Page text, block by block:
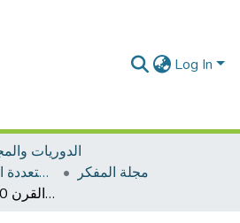
Log In
الدوريات
مجلات متعددة التخصصات والمجالات
مجلة المفكر
سياسة المسخ الاستعمارية في اهتمامات النخبة الإصلاحية الجزائرية خلال النصف الأول من القرن 20م(الصحافة أنموذجا)